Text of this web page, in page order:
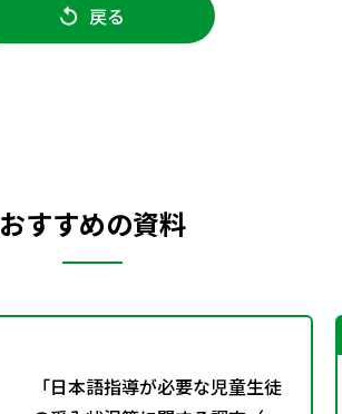
戻る
おすすめの資料
「日本語指導が必要な児童生徒